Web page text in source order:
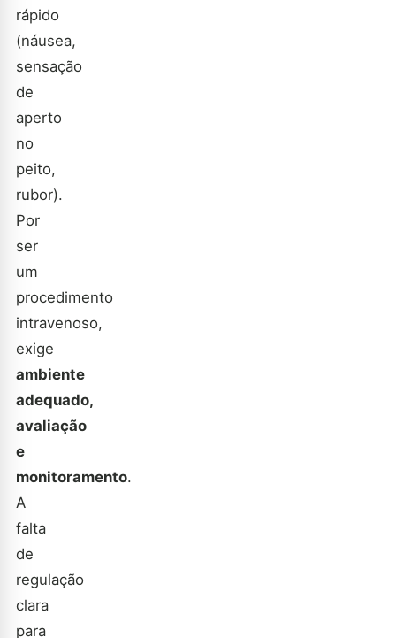
rápido
(náusea,
sensação
de
aperto
no
peito,
rubor).
Por
ser
um
procedimento
intravenoso,
exige
ambiente
adequado,
avaliação
e
monitoramento.
A
falta
de
regulação
clara
para